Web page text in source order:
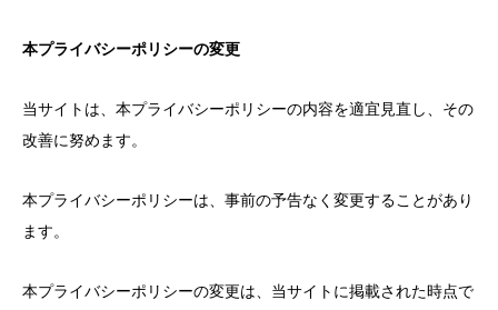
本プライバシーポリシーの変更
当サイトは、本プライバシーポリシーの内容を適宜見直し、その
改善に努めます。
本プライバシーポリシーは、事前の予告なく変更することがあり
ます。
本プライバシーポリシーの変更は、当サイトに掲載された時点で